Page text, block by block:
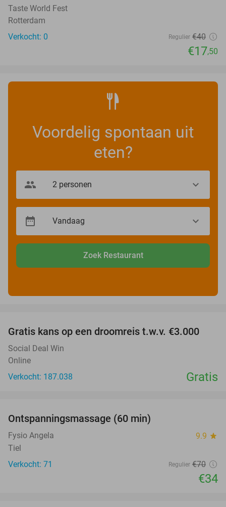
Taste World Fest
Rotterdam
Verkocht: 0
Regulier €40
€17,50
Voordelig spontaan uit
eten?
Zoek Restaurant
Gratis kans op een droomreis t.w.v. €3.000
Social Deal Win
Online
Verkocht: 187.038
Gratis
Ontspanningsmassage (60 min)
Fysio Angela 9.9 star
Tiel
Verkocht: 71
Regulier €70
€34